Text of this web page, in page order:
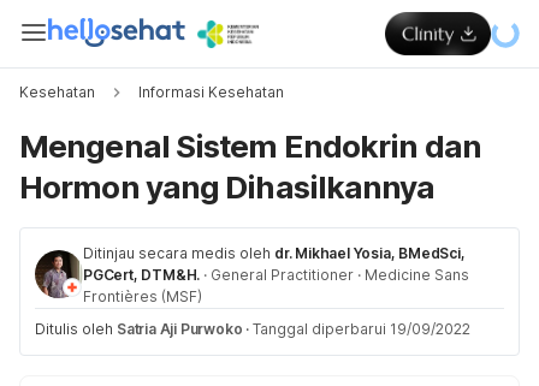
Kesehatan Informasi Kesehatan
Mengenal Sistem Endokrin dan
Hormon yang Dihasilkannya
Ditinjau secara medis oleh dr. Mikhael Yosia, BMedSci,
PGCert, DTM&H. · General Practitioner · Medicine Sans
Frontières (MSF)
Ditulis oleh Satria Aji Purwoko · Tanggal diperbarui 19/09/2022